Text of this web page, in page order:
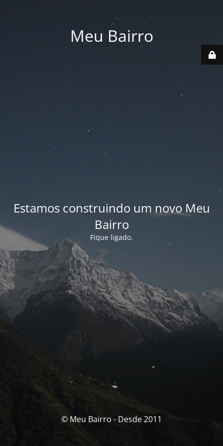
Meu Bairro
Estamos construindo um novo Meu
Bairro
Fique ligado.
© Meu Bairro - Desde 2011